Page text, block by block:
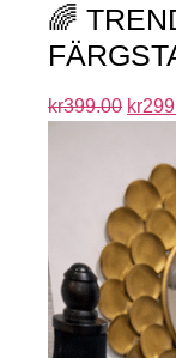
🌈
kr399.00 kr